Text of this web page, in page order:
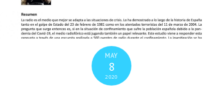
MAY
8
2020